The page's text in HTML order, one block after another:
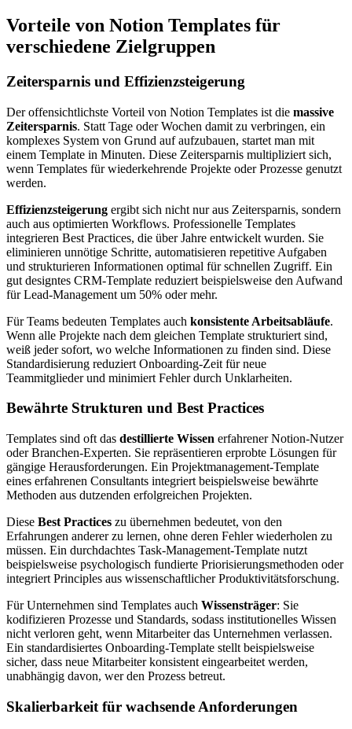
Vorteile von Notion Templates für
verschiedene Zielgruppen
Zeitersparnis und Effizienzsteigerung
Der offensichtlichste Vorteil von Notion Templates ist die massive
Zeitersparnis. Statt Tage oder Wochen damit zu verbringen, ein
komplexes System von Grund auf aufzubauen, startet man mit
einem Template in Minuten. Diese Zeitersparnis multipliziert sich,
wenn Templates für wiederkehrende Projekte oder Prozesse genutzt
werden.
Effizienzsteigerung ergibt sich nicht nur aus Zeitersparnis, sondern
auch aus optimierten Workflows. Professionelle Templates
integrieren Best Practices, die über Jahre entwickelt wurden. Sie
eliminieren unnötige Schritte, automatisieren repetitive Aufgaben
und strukturieren Informationen optimal für schnellen Zugriff. Ein
gut designtes CRM-Template reduziert beispielsweise den Aufwand
für Lead-Management um 50% oder mehr.
Für Teams bedeuten Templates auch konsistente Arbeitsabläufe.
Wenn alle Projekte nach dem gleichen Template strukturiert sind,
weiß jeder sofort, wo welche Informationen zu finden sind. Diese
Standardisierung reduziert Onboarding-Zeit für neue
Teammitglieder und minimiert Fehler durch Unklarheiten.
Bewährte Strukturen und Best Practices
Templates sind oft das destillierte Wissen erfahrener Notion-Nutzer
oder Branchen-Experten. Sie repräsentieren erprobte Lösungen für
gängige Herausforderungen. Ein Projektmanagement-Template
eines erfahrenen Consultants integriert beispielsweise bewährte
Methoden aus dutzenden erfolgreichen Projekten.
Diese Best Practices zu übernehmen bedeutet, von den
Erfahrungen anderer zu lernen, ohne deren Fehler wiederholen zu
müssen. Ein durchdachtes Task-Management-Template nutzt
beispielsweise psychologisch fundierte Priorisierungsmethoden oder
integriert Principles aus wissenschaftlicher Produktivitätsforschung.
Für Unternehmen sind Templates auch Wissensträger: Sie
kodifizieren Prozesse und Standards, sodass institutionelles Wissen
nicht verloren geht, wenn Mitarbeiter das Unternehmen verlassen.
Ein standardisiertes Onboarding-Template stellt beispielsweise
sicher, dass neue Mitarbeiter konsistent eingearbeitet werden,
unabhängig davon, wer den Prozess betreut.
Skalierbarkeit für wachsende Anforderungen